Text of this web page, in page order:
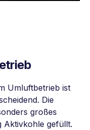
Umluftbetrieb ist
Die
großes
Aktivkohle gefüllt.